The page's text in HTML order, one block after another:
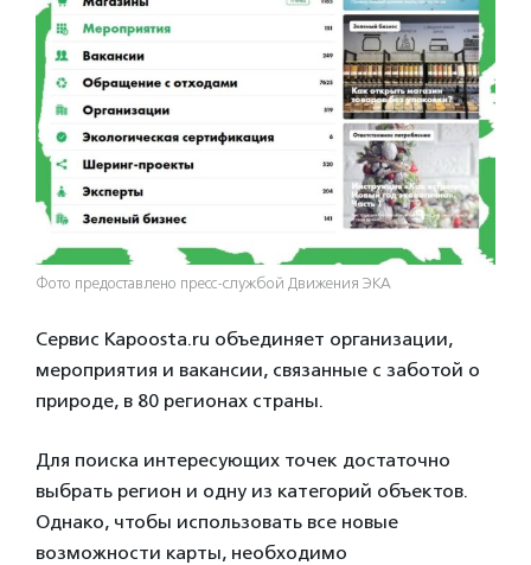
Фото предоставлено пресс-службой Движения ЭКА
Сервис Kapoosta.ru объединяет организации,
мероприятия и вакансии, связанные с заботой о
природе, в 80 регионах страны.
Для поиска интересующих точек достаточно
выбрать регион и одну из категорий объектов.
Однако, чтобы использовать все новые
возможности карты, необходимо